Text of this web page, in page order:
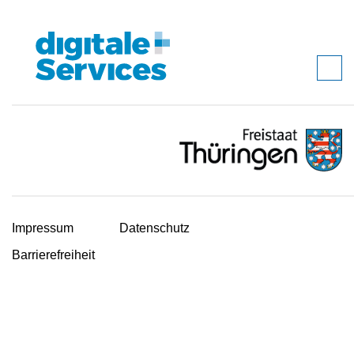
Impressum
Datenschutz
Barrierefreiheit